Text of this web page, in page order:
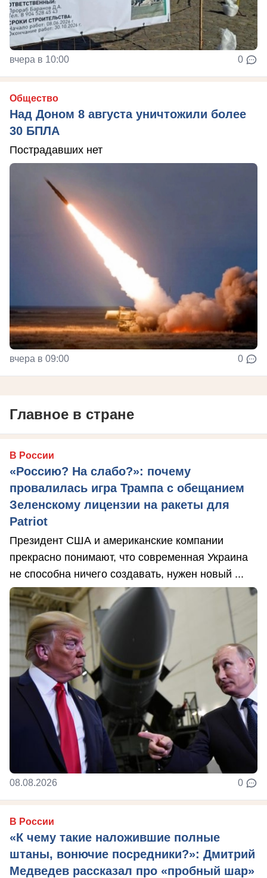
вчера в 10:00 0
Общество
Над Доном 8 августа уничтожили более
30 БПЛА
Пострадавших нет
вчера в 09:00 0
Главное в стране
В России
«Россию? На слабо?»: почему
провалилась игра Трампа с обещанием
Зеленскому лицензии на ракеты для
Patriot
Президент США и американские компании
прекрасно понимают, что современная Украина
не способна ничего создавать, нужен новый ...
08.08.2026 0
В России
«К чему такие наложившие полные
штаны, вонючие посредники?»: Дмитрий
Медведев рассказал про «пробный шар»